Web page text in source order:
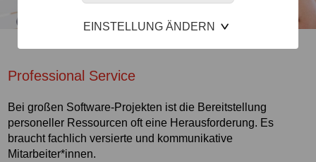
EINSTELLUNG ÄNDERN
Professional Service
Bei großen Software-Projekten ist die Bereitstellung
personeller Ressourcen oft eine Herausforderung. Es
braucht fachlich versierte und kommunikative
Mitarbeiter*innen.